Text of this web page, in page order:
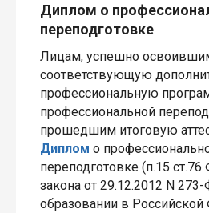
Диплом о
переподготовке
Лицам, успешно
соответствующую
профессиональную
профессиональной
прошедшим итоговую
Диплом о
переподготовке (п.15
закона от 29.12.2012 N
образовании в